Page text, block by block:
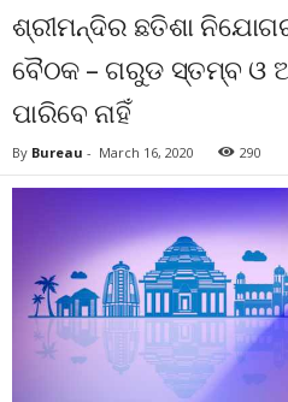
ଶ୍ରୀମନ୍ଦିର ଛତିଶା
ବୈଠକ – ଗରୁଡ ସ୍ତମ୍ବ ଓ
ପାରିବେ ନାହିଁ
By Bureau - March 16, 2020 290